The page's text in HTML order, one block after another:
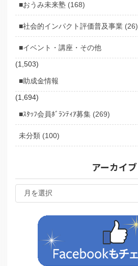
■おうみ未来塾 (168)
■社会的インパクト評価普及事業 (26)
■イベント・講座・その他
(1,503)
■助成金情報
(1,694)
■ｽﾀｯﾌ会員ﾎﾞﾗﾝﾃｨｱ募集 (269)
未分類 (100)
アーカイブ